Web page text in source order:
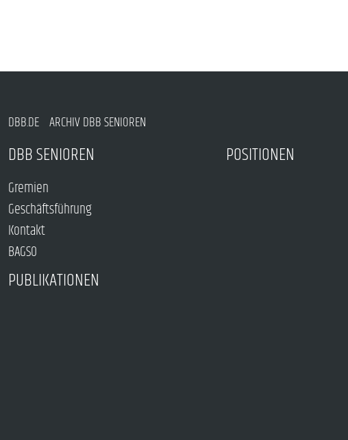
DBB.DE ARCHIV DBB SENIOREN
DBB SENIOREN
Gremien
Geschäftsführung
Kontakt
BAGSO
POSITIONEN
PUBLIKATIONEN